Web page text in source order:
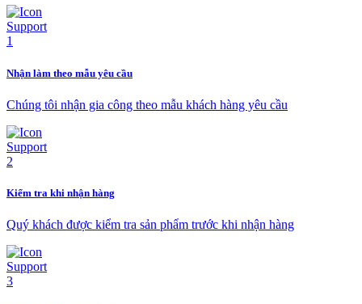
Nhận làm theo mẫu yêu cầu
Chúng tôi nhận gia công theo mẫu khách hàng yêu cầu
Kiểm tra khi nhận hàng
Quý khách được kiểm tra sản phẩm trước khi nhận hàng